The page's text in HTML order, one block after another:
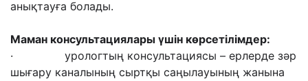
анықтауға болады.
Маман консультациялары үшін көрсетілімдер:
· урологтың консультациясы – ерлерде зәр
шығару каналының сыртқы саңылауының жанына